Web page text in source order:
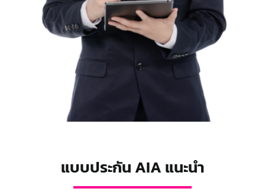
แบบประกัน AIA แนะนำ